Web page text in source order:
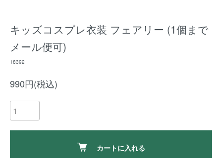
キッズコスプレ衣装 フェアリー (1個まで
メール便可)
18392
990円(税込)
カートに入れる